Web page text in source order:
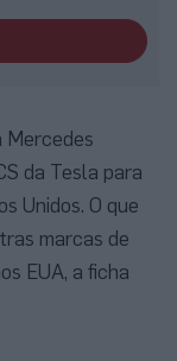
Mercedes
da Tesla para
Unidos. O que
marcas de
EUA, a ficha